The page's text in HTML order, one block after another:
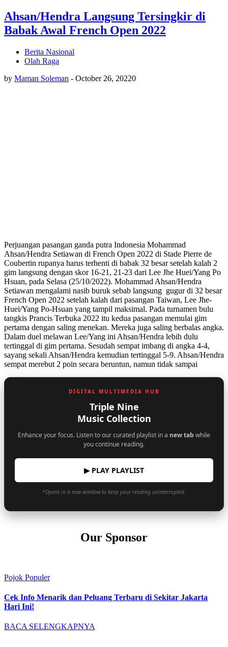
Ahsan/Hendra Langsung Tersingkir di
Babak Awal French Open 2022
Berita Nasional
Olah Raga
by Maman Soleman - October 26, 20220
Perjuangan pasangan ganda putra Indonesia Mohammad
Ahsan/Hendra Setiawan di French Open 2022 di Stade Pierre de
Coubertin rupanya harus terhenti di babak 32 besar setelah kalah 2
gim langsung dengan skor 16-21, 21-23 dari Lee Jhe Huei/Yang Po
Hsuan, pada Selasa (25/10/2022). Mohammad Ahsan/Hendra
Setiawan mengalami nasib buruk sebab langsung gugur di 32 besar
French Open 2022 setelah kalah dari pasangan Taiwan, Lee Jhe-
Huei/Yang Po-Hsuan yang tampil maksimal. Pada turnamen bulu
tangkis Prancis Terbuka 2022 itu kedua pasangan memulai gim
pertama dengan saling menekan. Mereka juga saling berbalas angka.
Dalam duel melawan Lee/Yang ini Ahsan/Hendra lebih dulu
tertinggal di gim pertama. Sesudah sempat imbang di angka 4-4,
sayang sekali Ahsan/Hendra kemudian tertinggal 5-9. Ahsan/Hendra
sempat merebut 2 poin secara beruntun, namun tidak sampai
DIGITAL MULTIMEDIA HUB
Triple Nine
Music Collection
Enhance your focus. Listen to our curated playlist in a new tab while
you continue reading.
▶ PLAY PLAYLIST
*Opens in a new window to keep your reading uninterrupted.
Our Sponsor
Pojok Populer
Cek Info Menarik dan Peluang Terbaru di Sekitar Jakarta
Hari Ini!
BACA SELENGKAPNYA